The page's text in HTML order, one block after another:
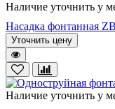
Наличие уточнить у
Насадка фонтанная
Уточнить цену
Наличие уточнить у